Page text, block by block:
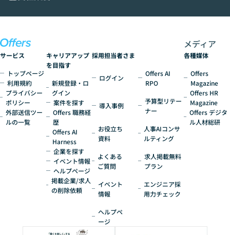
いう方にこそ参加いただきたいイベントで
サービス
トップページ
利用規約
プライバシー
ポリシー
外部送信ツー
ルの一覧
キャリアアップ
を目指す
新規登録・ロ
グイン
案件を探す
Offers 職務経
歴
Offers AI
Harness
企業を探す
イベント情報
ヘルプページ
掲載企業/求人
の削除依頼
採用担当者さま
ログイン
導入事例
お役立ち
資料
よくある
ご質問
イベント
情報
ヘルプペ
ージ
Offers AI
RPO
予算型リテー
ナー
人事AIコンサ
ルティング
求人掲載無料
プラン
エンジニア採
用力チェック
メディア
各種媒体
Offers
Magazine
Offers HR
Magazine
Offers デジタ
ル人材総研